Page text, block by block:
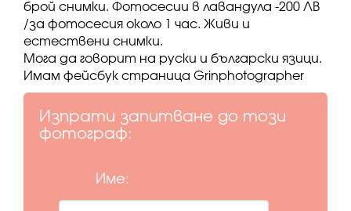
брой снимки. Фотосесии в лавандула -200 ЛВ
/за фотосесия около 1 час. Живи и
естествени снимки.
Мога да говорит на руски и български язици.
Имам фейсбук страница Grinphotographer
Изпрати запитване до този
фотограф:
Име: